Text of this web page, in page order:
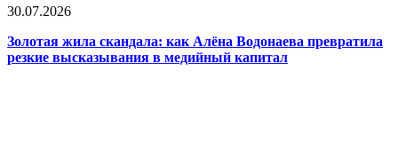
30.07.2026
Золотая жила скандала: как Алёна Водонаева превратила
резкие высказывания в медийный капитал